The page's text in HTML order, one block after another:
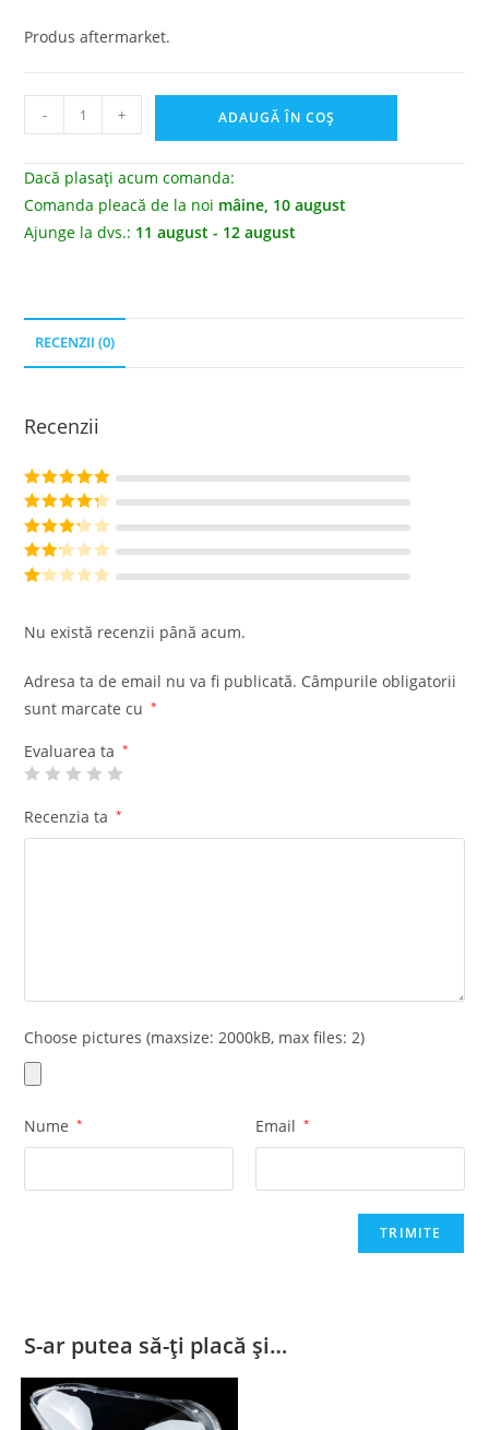
Produs aftermarket.
- + ADAUGĂ ÎN COȘ
Dacă plasați acum comanda:
Comanda pleacă de la noi mâine, 10 august
Ajunge la dvs.: 11 august - 12 august
RECENZII (0)
Recenzii
Evaluat la5
din 5
Evaluat la
4din 5
Evaluat
la3din
Evalu
1
n
Nu există recenzii până acum.
Adresa ta de email nu va fi publicată. Câmpurile obligatorii
sunt marcate cu
*
Evaluarea ta *
Recenzia ta *
Choose pictures (maxsize: 2000kB, max files: 2)
Nume * Email *
S-ar putea să-ți placă și…